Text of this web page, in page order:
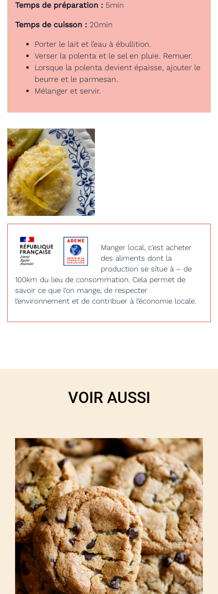
Temps de préparation : 5min
Temps de cuisson : 20min
Porter le lait et l’eau à ébullition.
Verser la polenta et le sel en pluie. Remuer.
Lorsque la polenta devient épaisse, ajouter le
beurre et le parmesan.
Mélanger et servir.
Manger local, c’est acheter
des aliments dont la
production se situe à – de
100km du lieu de consommation. Cela permet de
savoir ce que l’on mange, de respecter
l’environnement et de contribuer à l’économie locale.
VOIR AUSSI